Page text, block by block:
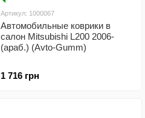
Артикул: 1000067
Автомобильные коврики в
салон Mitsubishi L200 2006-
(араб.) (Avto-Gumm)
1 716 грн